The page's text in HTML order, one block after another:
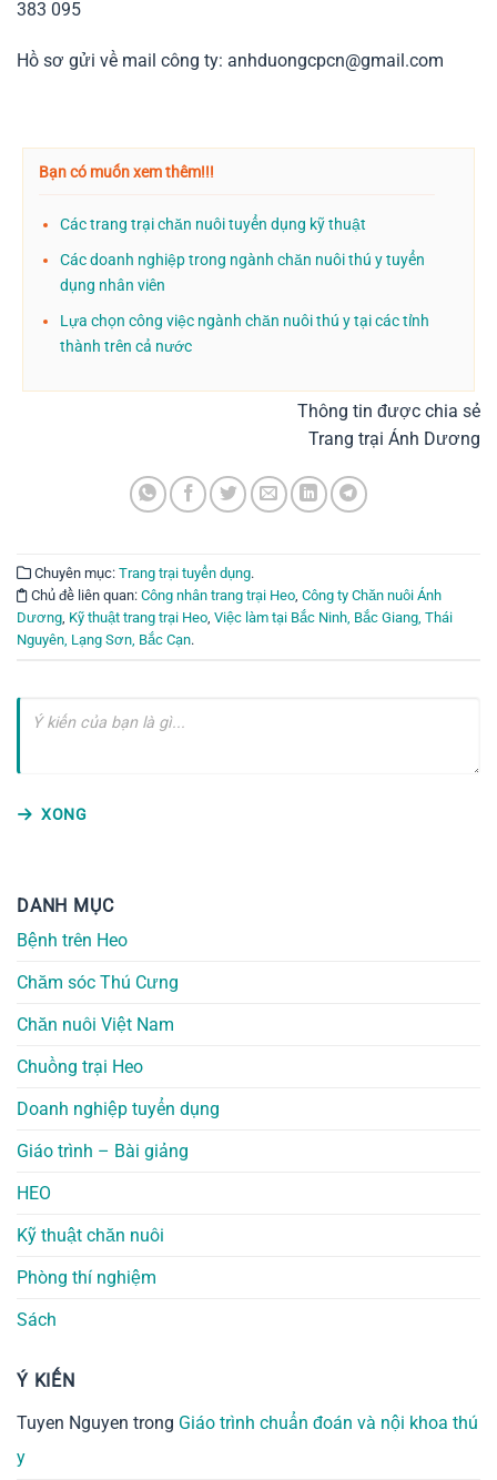
383 095
Hồ sơ gửi về mail công ty: anhduongcpcn@gmail.com
Bạn có muốn xem thêm!!!
Các trang trại chăn nuôi tuyển dụng kỹ thuật
Các doanh nghiệp trong ngành chăn nuôi thú y tuyển
dụng nhân viên
Lựa chọn công việc ngành chăn nuôi thú y tại các tỉnh
thành trên cả nước
Thông tin được chia sẻ
Trang trại Ánh Dương
Chuyên mục: Trang trại tuyển dụng.
Chủ đề liên quan: Công nhân trang trại Heo Công ty Chăn nuôi Ánh
Dương Kỹ thuật trang trại Heo Việc làm tại Bắc Ninh, Bắc Giang, Thái
Nguyên, Lạng Sơn, Bắc Cạn.
XONG
DANH MỤC
Bệnh trên Heo
Chăm sóc Thú Cưng
Chăn nuôi Việt Nam
Chuồng trại Heo
Doanh nghiệp tuyển dụng
Giáo trình – Bài giảng
HEO
Kỹ thuật chăn nuôi
Phòng thí nghiệm
Sách
Ý KIẾN
Tuyen Nguyen trong Giáo trình chuẩn đoán và nội khoa thú
y